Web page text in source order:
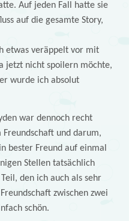
Auf jeden Fall hatte sie
auf die gesamte Story,
etwas veräppelt vor mit
jetzt nicht spoilern möchte,
wurde ich absolut
war dennoch recht
und darum,
bester Freund auf einmal
Stellen tatsächlich
den ich auch als sehr
zwischen zwei
schön.